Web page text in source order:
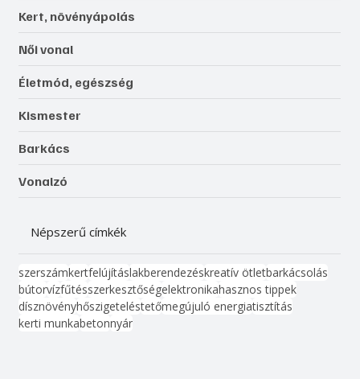
Kert, növényápolás
Női vonal
Életmód, egészség
Kismester
Barkács
Vonalzó
Népszerű címkék
szerszámkertfelújításlakberendezéskreatív ötletbarkácsolás
bútorvízfűtésszerkesztőségelektronikahasznos tippek
dísznövényhőszigeteléstetőmegújuló energiatisztítás
kerti munkabetonnyár